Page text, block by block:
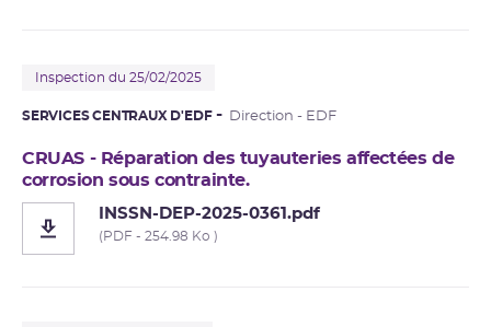
Inspection du 25/02/2025
SERVICES CENTRAUX D'EDF Direction - EDF
CRUAS - Réparation des tuyauteries affectées de
corrosion sous contrainte.
INSSN-DEP-2025-0361.pdf
(PDF - 254.98 Ko )